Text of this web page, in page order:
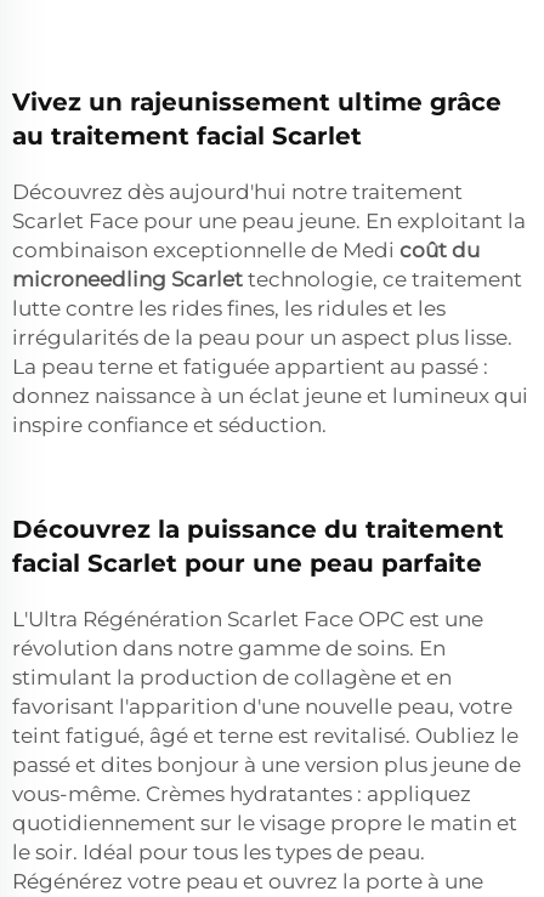
Vivez un rajeunissement ultime grâce
au traitement facial Scarlet
Découvrez dès aujourd'hui notre traitement
Scarlet Face pour une peau jeune. En exploitant la
combinaison exceptionnelle de Medi coût du
microneedling Scarlet technologie, ce traitement
lutte contre les rides fines, les ridules et les
irrégularités de la peau pour un aspect plus lisse.
La peau terne et fatiguée appartient au passé :
donnez naissance à un éclat jeune et lumineux qui
inspire confiance et séduction.
Découvrez la puissance du traitement
facial Scarlet pour une peau parfaite
L'Ultra Régénération Scarlet Face OPC est une
révolution dans notre gamme de soins. En
stimulant la production de collagène et en
favorisant l'apparition d'une nouvelle peau, votre
teint fatigué, âgé et terne est revitalisé. Oubliez le
passé et dites bonjour à une version plus jeune de
vous-même. Crèmes hydratantes : appliquez
quotidiennement sur le visage propre le matin et
le soir. Idéal pour tous les types de peau.
Régénérez votre peau et ouvrez la porte à une